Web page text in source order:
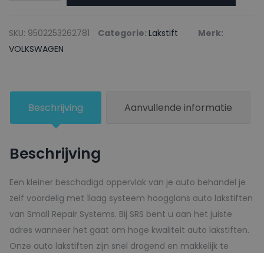
CHROMOXIDGRUEN
-
SKU: 9502253262781 Categorie: Lakstift
Merk:
VOLKSWAGEN
Beschrijving Aanvullende informatie
Beschrijving
Een kleiner beschadigd oppervlak van je auto behandel je
zelf voordelig met 1laag systeem hoogglans auto lakstiften
van Small Repair Systems. Bij SRS bent u aan het juiste
adres wanneer het gaat om hoge kwaliteit auto lakstiften.
Onze auto lakstiften zijn snel drogend en makkelijk te